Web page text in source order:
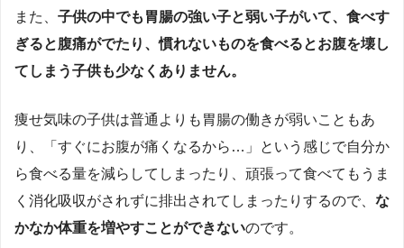
また、 子供の中でも胃腸の強い子と弱い子がいて、食べす
ぎると腹痛がでたり、慣れないものを食べるとお腹を壊し
てしまう子供も少なくありません。
痩せ気味の子供は普通よりも胃腸の働きが弱いこともあ
り、「すぐにお腹が痛くなるから…」という感じで自分か
ら食べる量を減らしてしまったり、頑張って食べてもうま
く消化吸収がされずに排出されてしまったりするので、 な
かなか体重を増やすことができないのです。